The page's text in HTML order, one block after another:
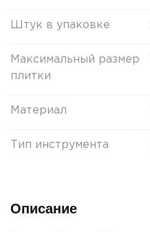
Штук в упаковке
Максимальный размер
плитки
Материал
Тип инструмента
Описание